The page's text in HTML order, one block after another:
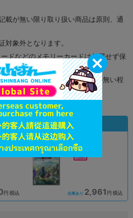
載が無い限り取り扱い商品は原則、通
対象外となります。
ドなどのメモリーカードは付属せず保
キズに関しまして再生に支障が無い程
います。
違いの同一商品
円 税込
状態 :
郡山店
在庫あり 2,961 円 税込